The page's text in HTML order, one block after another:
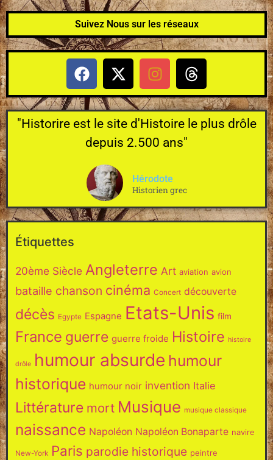
Suivez Nous sur les réseaux
"Historire est le site d'Histoire le plus drôle
depuis 2.500 ans"
Hérodote
Historien grec
Étiquettes
20ème Siècle Angleterre Art aviation avion
bataille chanson cinéma Concert découverte
décès Egypte Espagne Etats-Unis film
France guerre guerre froide Histoire histoire
drôle humour absurde humour
historique humour noir invention Italie
Littérature mort Musique musique classique
naissance Napoléon Napoléon Bonaparte navire
New-York Paris parodie historique peintre